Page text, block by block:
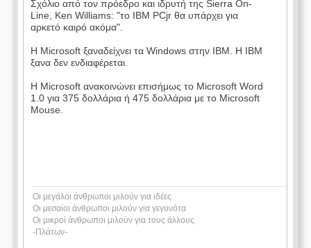
Σχόλιο από τον πρόεδρο και ιδρυτή της Sierra On-
Line, Ken Williams: "το IBM PCjr θα υπάρχει για
αρκετό καιρό ακόμα".
Η Microsoft ξαναδείχνει τα Windows στην IBM. Η IBM
ξανα δεν ενδιαφέρεται.
Η Microsoft ανακοινώνει επισήμως το Microsoft Word
1.0 για 375 δολλάρια ή 475 δολλάρια με το Microsoft
Mouse.
Οι μεγάλοι άνθρωποι μιλούν για ιδέες
Οι μεσαίοι άνθρωποι μιλούν για γεγονότα
Οι μικροί άνθρωποι μιλούν για τους άλλους
-Πλάτων-